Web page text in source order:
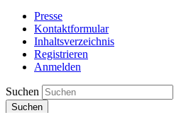
Presse
Kontaktformular
Inhaltsverzeichnis
Registrieren
Anmelden
Suchen
Suchen